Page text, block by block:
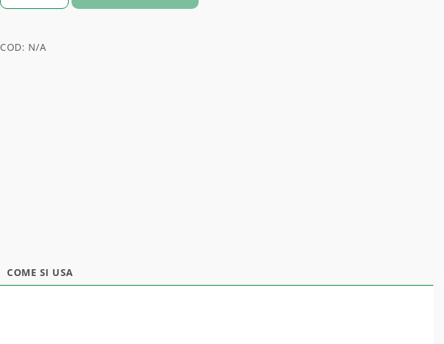
COD: N/A
COME SI USA